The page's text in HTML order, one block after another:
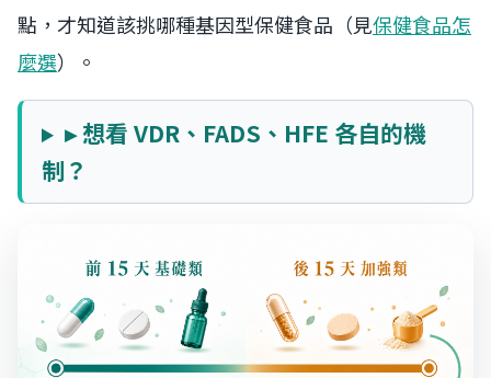
點，才知道該挑哪種基因型保健食品（見保健食品怎
麼選）。
▸ 想看 VDR、FADS、HFE 各自的機
制？